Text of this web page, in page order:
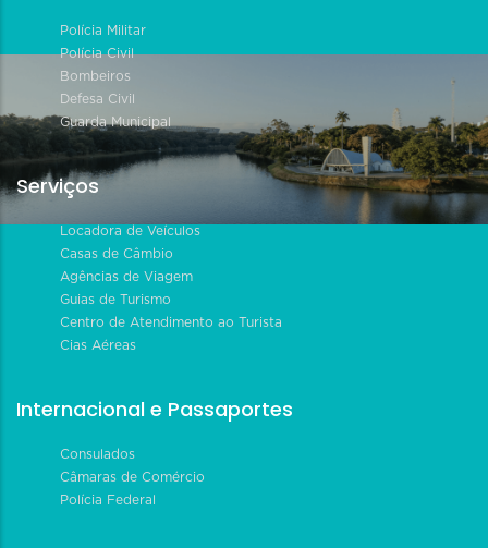
Polícia Militar
Polícia Civil
Bombeiros
Defesa Civil
Guarda Municipal
Serviços
Locadora de Veículos
Casas de Câmbio
Agências de Viagem
Guias de Turismo
Centro de Atendimento ao Turista
Cias Aéreas
Internacional e Passaportes
Consulados
Câmaras de Comércio
Polícia Federal